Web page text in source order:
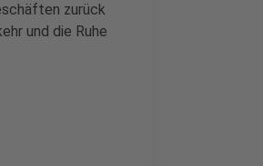
zurück
und die Ruhe